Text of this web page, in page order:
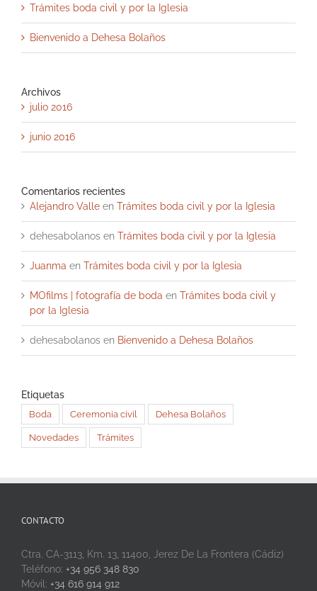
Trámites boda civil y por la Iglesia
Bienvenido a Dehesa Bolaños
Archivos
julio 2016
junio 2016
Comentarios recientes
Alejandro Valle en Trámites boda civil y por la Iglesia
dehesabolanos en Trámites boda civil y por la Iglesia
Juanma en Trámites boda civil y por la Iglesia
MOfilms | fotografía de boda en Trámites boda civil y
por la Iglesia
dehesabolanos en Bienvenido a Dehesa Bolaños
Etiquetas
Boda Ceremonia civil Dehesa Bolaños
Novedades Trámites
CONTACTO
Ctra. CA-3113, Km. 13, 11400, Jerez De La Frontera (Cádiz)
Teléfono: +34 956 348 830
Móvil: +34 616 914 912